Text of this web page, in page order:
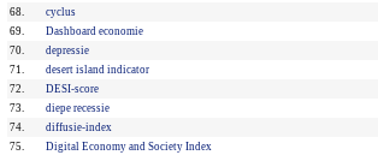
68.
cyclus
69.
Dashboard economie
70.
depressie
71.
desert island indicator
72.
DESI-score
73.
diepe recessie
74.
diffusie-index
75.
Digital Economy and Society Index